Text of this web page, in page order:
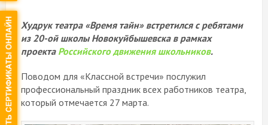
Худрук театра «Время тайн» встретился с ребятами
из 20-ой школы Новокуйбышевска в рамках
проекта Российского движения школьников.
Поводом для «Классной встречи» послужил
профессиональный праздник всех работников театра,
который отмечается 27 марта.